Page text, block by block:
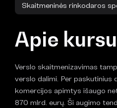
Skaitmeninės rinkodaros
Apie
Verslo skaitmenizavimas
verslo dalimi. Per paskutinius
komercijos apimtys išaugo
870 mlrd. eurų. Ši augimo